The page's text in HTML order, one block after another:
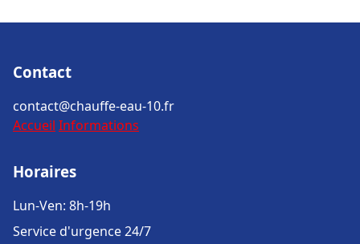
Contact
contact@chauffe-eau-10.fr
Accueil Informations
Horaires
Lun-Ven: 8h-19h
Service d'urgence 24/7